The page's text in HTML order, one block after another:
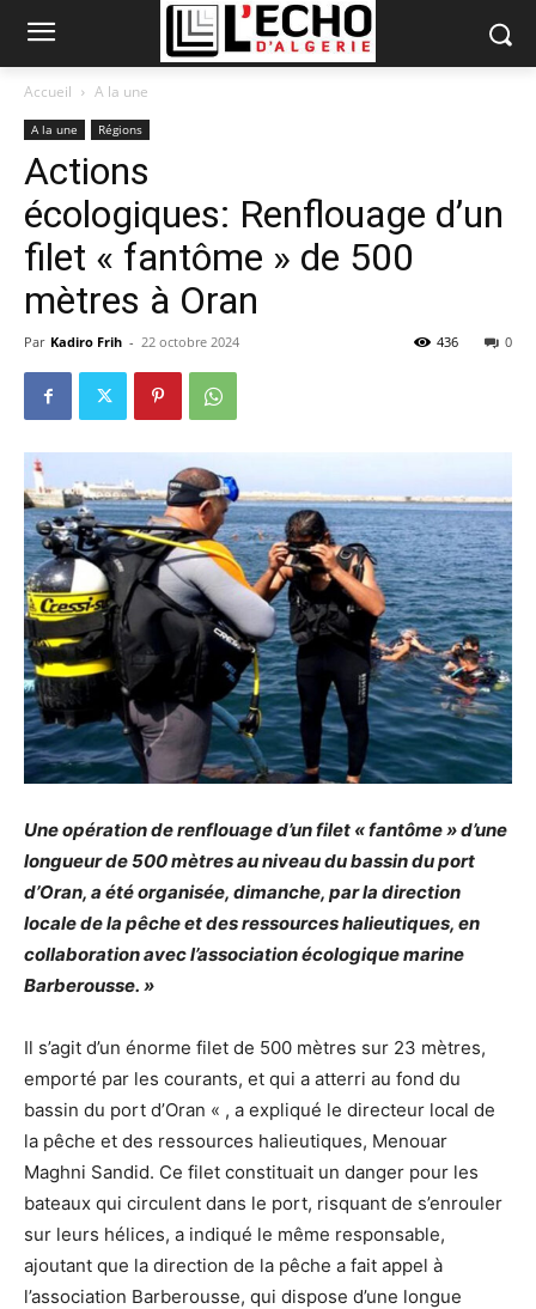
Accueil A la une
A la une Régions
Actions
écologiques: Renflouage d’un
filet « fantôme » de 500
mètres à Oran
Par Kadiro Frih - 22 octobre 2024 0
436
Une opération de renflouage d’un filet « fantôme » d’une
longueur de 500 mètres au niveau du bassin du port
d’Oran, a été organisée, dimanche, par la direction
locale de la pêche et des ressources halieutiques, en
collaboration avec l’association écologique marine
Barberousse. »
Il s’agit d’un énorme filet de 500 mètres sur 23 mètres,
emporté par les courants, et qui a atterri au fond du
bassin du port d’Oran « , a expliqué le directeur local de
la pêche et des ressources halieutiques, Menouar
Maghni Sandid. Ce filet constituait un danger pour les
bateaux qui circulent dans le port, risquant de s’enrouler
sur leurs hélices, a indiqué le même responsable,
ajoutant que la direction de la pêche a fait appel à
l’association Barberousse, qui dispose d’une longue